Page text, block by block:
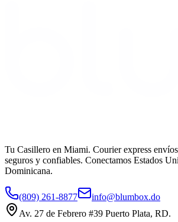
Tu Casillero en Miami. Courier express
seguros y confiables. Conectamos Estados
Dominicana.
(809) 261-8877
info@blumbox.do
Av. 27 de Febrero #39 Puerto Plata, RD.